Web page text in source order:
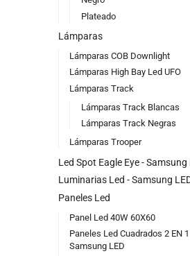
Plateado
Lámparas
Lámparas COB Downlight
Lámparas High Bay Led UFO
Lámparas Track
Lámparas Track Blancas
Lámparas Track Negras
Lámparas Trooper
Led Spot Eagle Eye - Samsung
Luminarias Led - Samsung
Paneles Led
Panel Led 40W 60X60
Paneles Led Cuadrados 2 EN
Samsung LED